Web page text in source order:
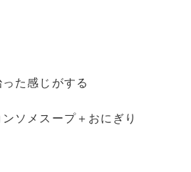
た感じがする
ソメスープ＋おにぎり